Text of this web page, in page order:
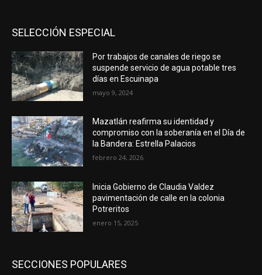
SELECCIÓN ESPECIAL
Por trabajos de canales de riego se
suspende servicio de agua potable tres
días en Escuinapa
mayo 9, 2024
Mazatlán reafirma su identidad y
compromiso con la soberanía en el Día de
la Bandera: Estrella Palacios
febrero 24, 2026
Inicia Gobierno de Claudia Valdez
pavimentación de calle en la colonia
Potreritos
enero 15, 2025
SECCIONES POPULARES